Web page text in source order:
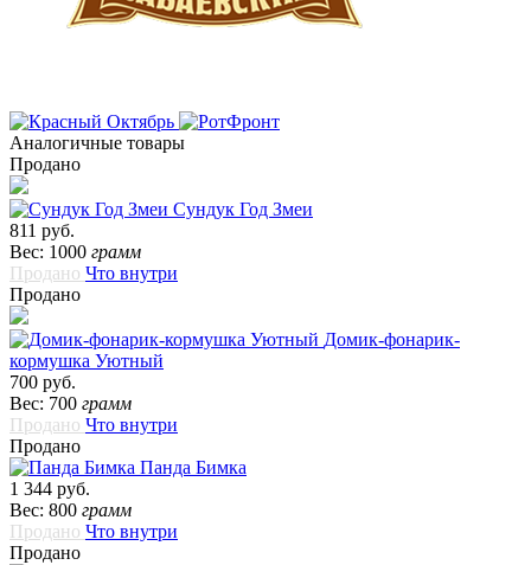
Аналогичные товары
Продано
Сундук Год Змеи
811 руб.
Вес: 1000 грамм
Продано Что внутри
Продано
Домик-фонарик-
кормушка Уютный
700 руб.
Вес: 700 грамм
Продано Что внутри
Продано
Панда Бимка
1 344 руб.
Вес: 800 грамм
Продано Что внутри
Продано